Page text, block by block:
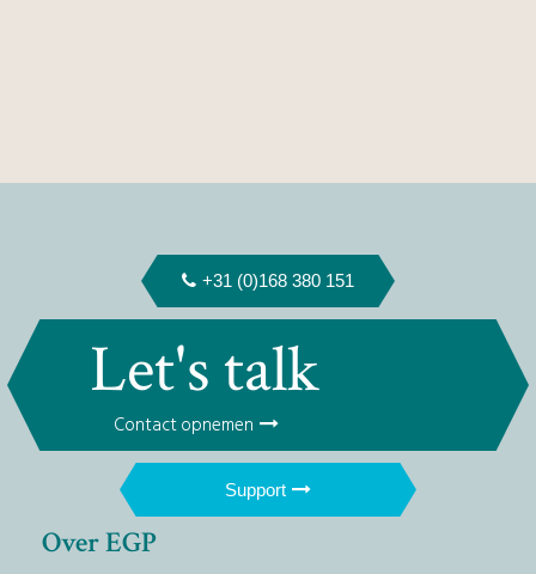
+31 (0)168 380 151
Let's talk
Contact opnemen
Support
Over EGP